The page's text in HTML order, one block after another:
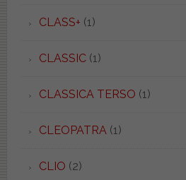
CLASS+ (1)
CLASSIC(1)
CLASSICA TERSO (1)
CLEOPATRA (1)
CLIO (2)